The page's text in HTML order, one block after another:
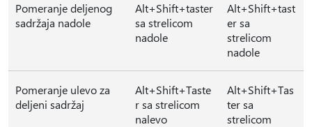
Pomeranje deljenog
sadržaja nadole
Alt+Shift+taster
sa strelicom
nadole
Alt+Shift+tast
er sa
strelicom
nadole
Pomeranje ulevo za
deljeni sadržaj
Alt+Shift+Taste
r sa strelicom
nalevo
Alt+Shift+Tas
ter sa
strelicom